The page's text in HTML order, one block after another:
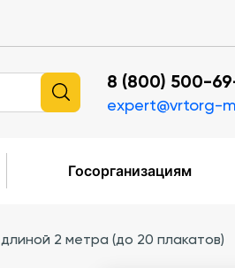
8 (800) 500-
expert@vrtorg-
Госорганизациям
2 метра (до 20 плакатов)